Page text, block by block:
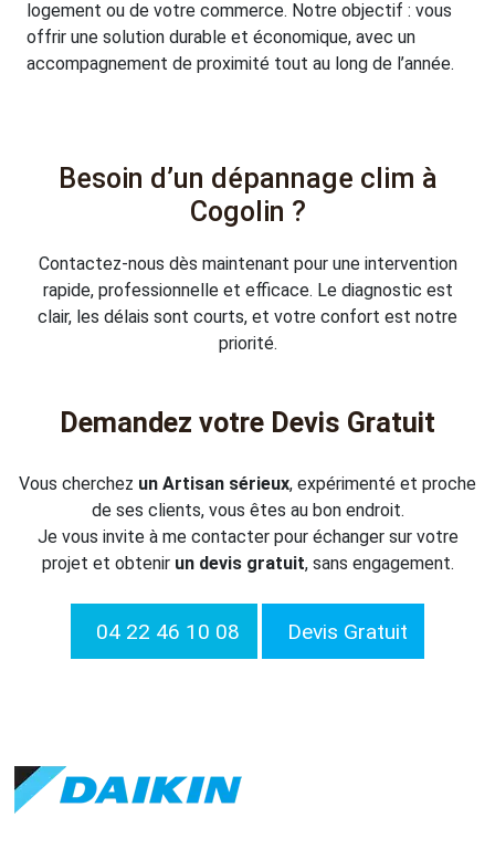
logement ou de votre commerce. Notre objectif : vous
offrir une solution durable et économique, avec un
accompagnement de proximité tout au long de l’année.
Besoin d’un dépannage clim à
Cogolin ?
Contactez-nous dès maintenant pour une intervention
rapide, professionnelle et efficace. Le diagnostic est
clair, les délais sont courts, et votre confort est notre
priorité.
Demandez votre Devis Gratuit
Vous cherchez un Artisan sérieux, expérimenté et proche
de ses clients, vous êtes au bon endroit.
Je vous invite à me contacter pour échanger sur votre
projet et obtenir un devis gratuit, sans engagement.
04 22 46 10 08 Devis Gratuit